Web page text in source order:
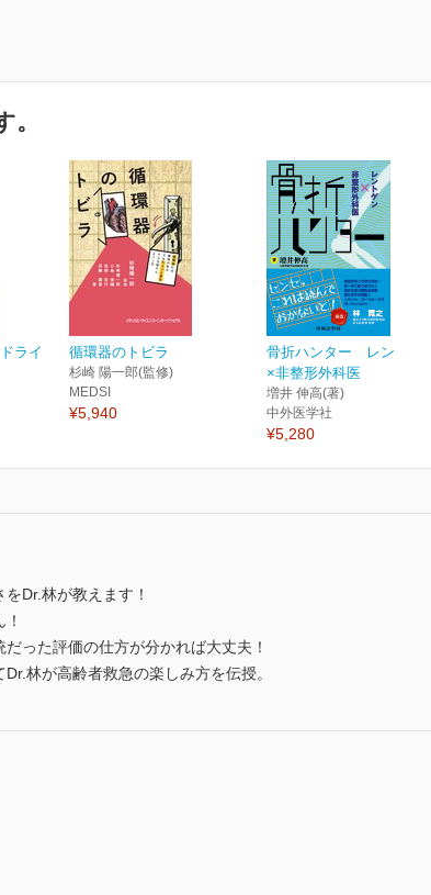
ライ
循環器のトビラ
杉崎 陽一郎(監修)
MEDSI
¥5,940
骨折ハンター レントゲン
×非整形外科医
増井 伸高(著)
中外医学社
¥5,280
Dr.林が教えます！
った評価の仕方が分かれば大丈夫！
林が高齢者救急の楽しみ方を伝授。